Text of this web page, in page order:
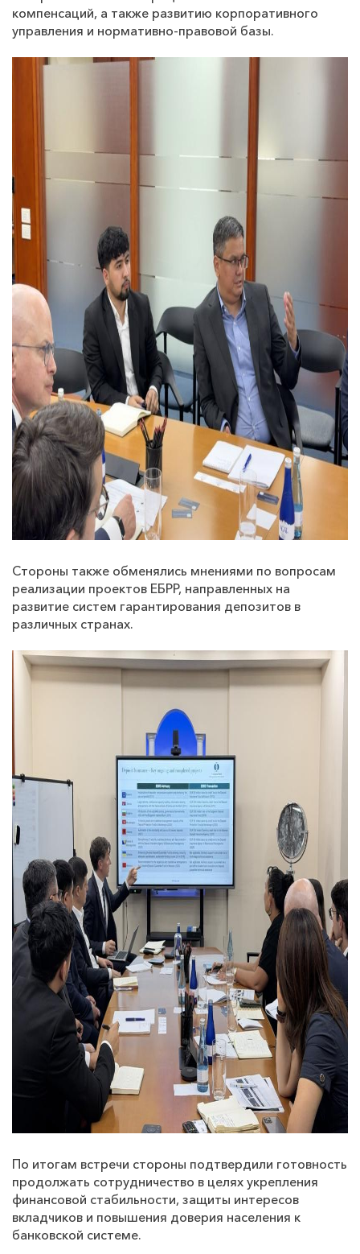
компенсаций, а также развитию корпоративного
управления и нормативно-правовой базы.
Стороны также обменялись мнениями по вопросам
реализации проектов ЕБРР, направленных на
развитие систем гарантирования депозитов в
различных странах.
По итогам встречи стороны подтвердили готовность
продолжать сотрудничество в целях укрепления
финансовой стабильности, защиты интересов
вкладчиков и повышения доверия населения к
банковской системе.